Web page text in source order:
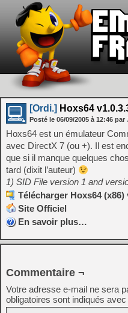
[Ordi.] Hoxs64
Posté le 06/09/2005 à 12:46 par
Hoxs64 est un émulateur
avec DirectX 7 (ou +). Il est
que si il manque quelques
tard (dixit l’auteur)
1) SID File version 1 and
Télécharger Hoxs64 (x86)
Site Officiel
En savoir plus…
Commentaire ¬
Votre adresse e-mail ne sera
obligatoires sont indiqués avec